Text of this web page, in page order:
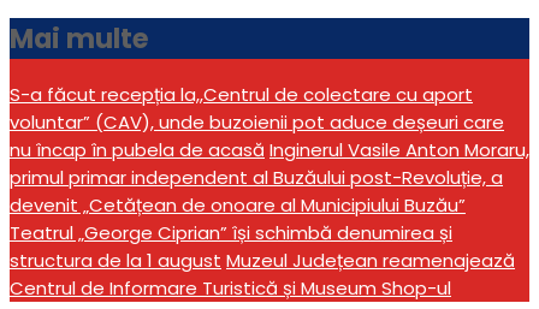
Mai multe
S-a făcut recepția la,,Centrul de colectare cu aport
voluntar” (CAV), unde buzoienii pot aduce deșeuri care
nu încap în pubela de acasă Inginerul Vasile Anton Moraru,
primul primar independent al Buzăului post-Revoluție, a
devenit „Cetățean de onoare al Municipiului Buzău”
Teatrul „George Ciprian” își schimbă denumirea și
structura de la 1 august Muzeul Județean reamenajează
Centrul de Informare Turistică și Museum Shop-ul